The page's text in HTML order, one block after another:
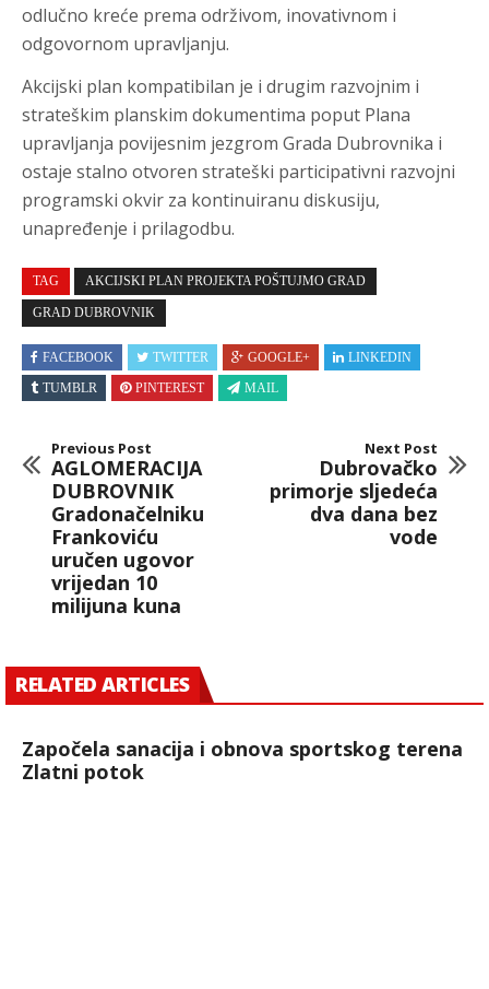
odlučno kreće prema održivom, inovativnom i
odgovornom upravljanju.
Akcijski plan kompatibilan je i drugim razvojnim i
strateškim planskim dokumentima poput Plana
upravljanja povijesnim jezgrom Grada Dubrovnika i
ostaje stalno otvoren strateški participativni razvojni
programski okvir za kontinuiranu diskusiju,
unapređenje i prilagodbu.
TAG AKCIJSKI PLAN PROJEKTA POŠTUJMO GRAD
GRAD DUBROVNIK
FACEBOOK TWITTER GOOGLE+
LINKEDIN
TUMBLR
PINTEREST MAIL
Previous Post
AGLOMERACIJA
DUBROVNIK
Gradonačelniku
Frankoviću
uručen ugovor
vrijedan 10
milijuna kuna
Next Post
Dubrovačko
primorje sljedeća
dva dana bez
vode
RELATED ARTICLES
Započela sanacija i obnova sportskog terena
Zlatni potok